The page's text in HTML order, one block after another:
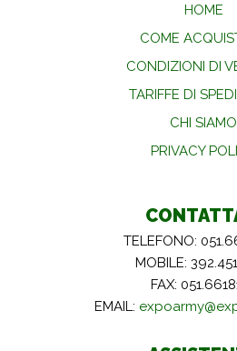
HOME
COME
CONDIZIONI DI
TARIFFE DI
CHI SIAMO
PRIVACY
TELEFONO:
MOBILE:
FAX:
EMAIL: